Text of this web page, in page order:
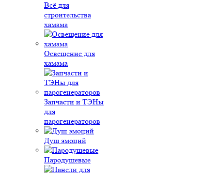
Всё для
строительства
хамама
Освещение для
хамама
Запчасти и ТЭНы
для
парогенераторов
Душ эмоций
Пародушевые